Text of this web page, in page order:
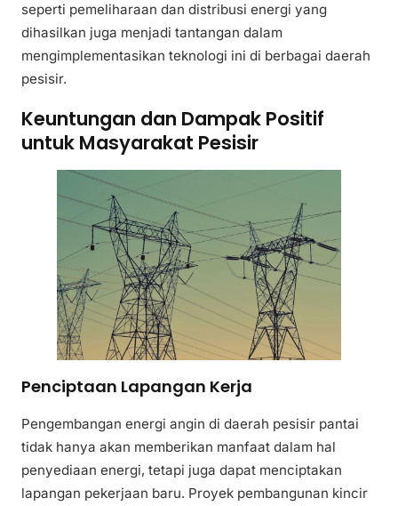
seperti pemeliharaan dan distribusi energi yang
dihasilkan juga menjadi tantangan dalam
mengimplementasikan teknologi ini di berbagai daerah
pesisir.
Keuntungan dan Dampak Positif
untuk Masyarakat Pesisir
Penciptaan Lapangan Kerja
Pengembangan energi angin di daerah pesisir pantai
tidak hanya akan memberikan manfaat dalam hal
penyediaan energi, tetapi juga dapat menciptakan
lapangan pekerjaan baru. Proyek pembangunan kincir